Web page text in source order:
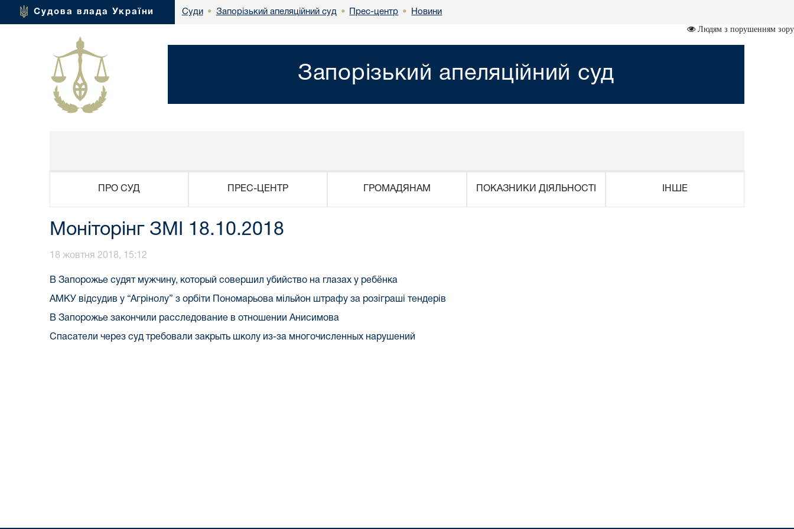
Судова влада України Суди • Запорізький апеляційний суд • Прес-центр • Новини
Людям з порушенням зору
Запорізький апеляційний суд
ПРО СУД ПРЕС-ЦЕНТР ГРОМАДЯНАМ ПОКАЗНИКИ ДІЯЛЬНОСТІ ІНШЕ
Моніторінг ЗМІ 18.10.2018
18 жовтня 2018, 15:12
В Запорожье судят мужчину, который совершил убийство на глазах у ребёнка
АМКУ відсудив у “Агрінолу” з орбіти Пономарьова мільйон штрафу за розіграші тендерів
В Запорожье закончили расследование в отношении Анисимова
Спасатели через суд требовали закрыть школу из-за многочисленных нарушений